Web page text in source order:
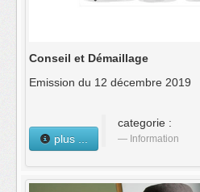
Conseil et Démaillage
Emission du 12 décembre 2019
plus ...
categorie :
Information